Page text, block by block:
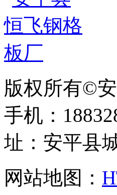
版权所有©
手机：
址：安平县
网站地图：